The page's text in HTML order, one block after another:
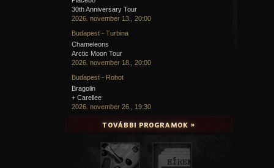
30th Anniversary Tour
2026. november 13., 20:00
Budapest - Turbina
Chameleons
Arctic Moon Tour
2026. november 18., 20:00
Budapest - Robot
Bragolin
+ Carellee
2026. november 26., 19:30